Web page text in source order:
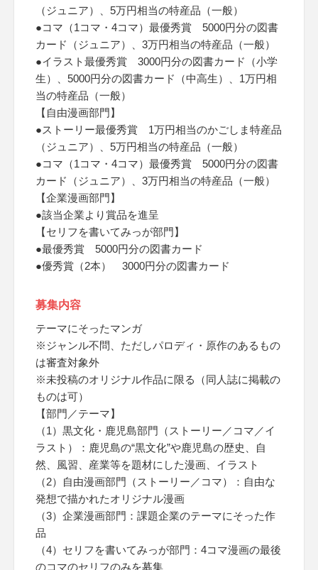
（ジュニア）、5万円相当の特産品（一般）
●コマ（1コマ・4コマ）最優秀賞 5000円分の図書
カード（ジュニア）、3万円相当の特産品（一般）
●イラスト最優秀賞 3000円分の図書カード（小学
生）、5000円分の図書カード（中高生）、1万円相
当の特産品（一般）
【自由漫画部門】
●ストーリー最優秀賞 1万円相当のかごしま特産品
（ジュニア）、5万円相当の特産品（一般）
●コマ（1コマ・4コマ）最優秀賞 5000円分の図書
カード（ジュニア）、3万円相当の特産品（一般）
【企業漫画部門】
●該当企業より賞品を進呈
【セリフを書いてみっが部門】
●最優秀賞 5000円分の図書カード
●優秀賞（2本） 3000円分の図書カード
募集内容
テーマにそったマンガ
※ジャンル不問、ただしパロディ・原作のあるもの
は審査対象外
※未投稿のオリジナル作品に限る（同人誌に掲載の
ものは可）
【部門／テーマ】
（1）黒文化・鹿児島部門（ストーリー／コマ／イ
ラスト）：鹿児島の“黒文化”や鹿児島の歴史、自
然、風習、産業等を題材にした漫画、イラスト
（2）自由漫画部門（ストーリー／コマ）：自由な
発想で描かれたオリジナル漫画
（3）企業漫画部門：課題企業のテーマにそった作
品
（4）セリフを書いてみっが部門：4コマ漫画の最後
のコマのセリフのみを募集